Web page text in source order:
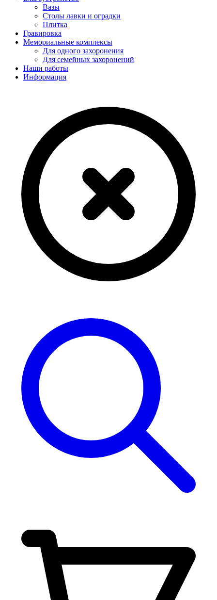
Вазы
Столы лавки и оградки
Плитка
Гравировка
Мемориальные комплексы
Для одного захоронения
Для семейных захоронений
Наши работы
Информация